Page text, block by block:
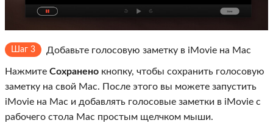
Шаг 3 Добавьте голосовую заметку в iMovie на Mac
Нажмите Сохранено кнопку, чтобы сохранить голосовую
заметку на свой Mac. После этого вы можете запустить
iMovie на Mac и добавлять голосовые заметки в iMovie с
рабочего стола Mac простым щелчком мыши.